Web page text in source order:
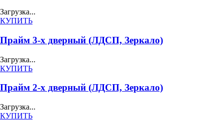
Загрузка...
КУПИТЬ
Прайм 3-х дверный (ЛДСП, Зеркало)
Загрузка...
КУПИТЬ
Прайм 2-х дверный (ЛДСП, Зеркало)
Загрузка...
КУПИТЬ